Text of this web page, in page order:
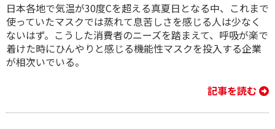
日本各地で気温が30度Cを超える真夏日となる中、これまで
使っていたマスクでは蒸れて息苦しさを感じる人は少なく
ないはず。こうした消費者のニーズを踏まえて、呼吸が楽で
着けた時にひんやりと感じる機能性マスクを投入する企業
が相次いでいる。
記事を読む